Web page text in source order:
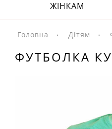
ЖІНКАМ
Головна Дітям
ФУТБОЛКА